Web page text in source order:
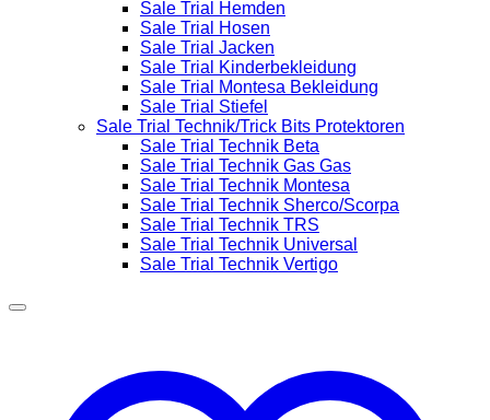
Sale Trial Hemden
Sale Trial Hosen
Sale Trial Jacken
Sale Trial Kinderbekleidung
Sale Trial Montesa Bekleidung
Sale Trial Stiefel
Sale Trial Technik/Trick Bits Protektoren
Sale Trial Technik Beta
Sale Trial Technik Gas Gas
Sale Trial Technik Montesa
Sale Trial Technik Sherco/Scorpa
Sale Trial Technik TRS
Sale Trial Technik Universal
Sale Trial Technik Vertigo